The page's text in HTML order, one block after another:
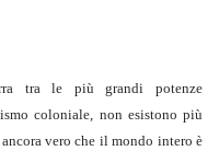
tra le più grandi potenze
coloniale, non esistono più
vero che il mondo intero è